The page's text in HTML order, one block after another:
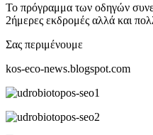
Το πρόγραμμα των οδηγών
2ήμερες εκδρομές αλλά και
Σας περιμένουμε
kos-eco-news.blogspot.com